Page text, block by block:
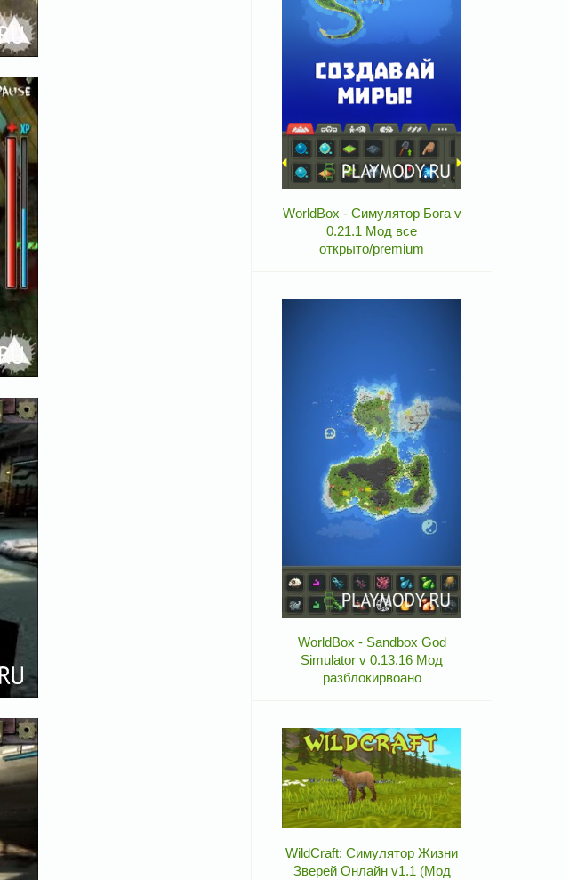
WorldBox - Симулятор Бога v
0.21.1 Мод все
открыто/premium
WorldBox - Sandbox God
Simulator v 0.13.16 Мод
разблокирвоано
WildCraft: Симулятор Жизни
Зверей Онлайн v1.1 (Мод